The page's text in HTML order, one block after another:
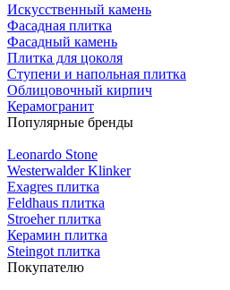
Искусственный камень
Фасадная плитка
Фасадный камень
Плитка для цоколя
Ступени и напольная плитка
Облицовочный кирпич
Керамогранит
Популярные бренды
Leonardo Stone
Westerwalder Klinker
Exagres плитка
Feldhaus плитка
Stroeher плитка
Керамин плитка
Steingot плитка
Покупателю